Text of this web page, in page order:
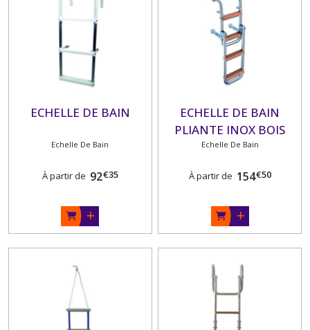
ECHELLE DE BAIN
Echelle De Bain
À partir de 92€35
ECHELLE DE BAIN
PLIANTE INOX BOIS
Echelle De Bain
À partir de 154€50